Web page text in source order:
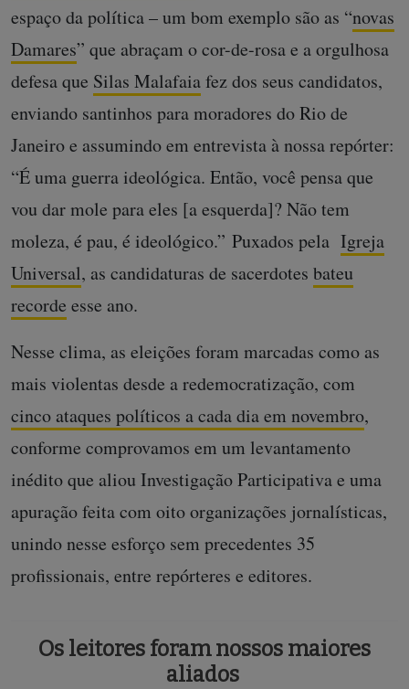
espaço da política – um bom exemplo são as “novas
Damares” que abraçam o cor-de-rosa e a orgulhosa
defesa que Silas Malafaiafez dos seus candidatos,
enviando santinhos para moradores do Rio de
Janeiro e assumindo em entrevista à nossa repórter:
“É uma guerra ideológica. Então, você pensa que
vou dar mole para eles [a esquerda]? Não tem
moleza, é pau, é ideológico.” Puxados pela Igreja
Universal, as candidaturas de sacerdotes bateu
recorde esse ano.
Nesse clima, as eleições foram marcadas como as
mais violentas desde a redemocratização, com
cinco ataques políticos a cada dia em novembro,
conforme comprovamos em um levantamento
inédito que aliou Investigação Participativa e uma
apuração feita com oito organizações jornalísticas,
unindo nesse esforço sem precedentes 35
profissionais, entre repórteres e editores.
Os leitores foram nossos maiores
aliados